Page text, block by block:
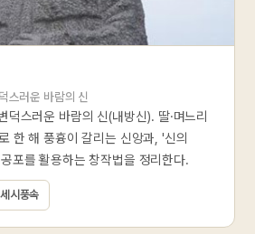
스러운 바람의 신
덕스러운 바람의 신(내방신). 딸·며느리
한 해 풍흉이 갈리는 신앙과, '신의
포를 활용하는 창작법을 정리한다.
세시풍속